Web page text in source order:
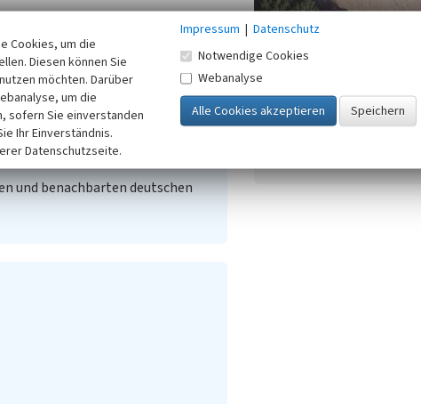
Station im Rhein-Kreis
der unteren Lippe. In: Glückauf,
und benachbarten deutschen
Quellen im Kreis Wesel
Cookies, um die
Diesen können Sie
möchten. Darüber
um die
sofern Sie einverstanden
Ihr Einverständnis.
Datenschutzseite.
Impressum | Datenschutz
Notwendige Cookies
Webanalyse